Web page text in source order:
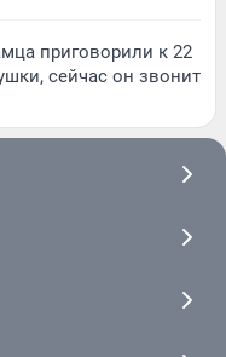
приговорили к 22
сейчас он звонит